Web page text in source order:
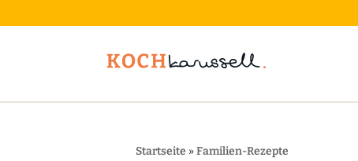
Startseite »Familien-Rezepte